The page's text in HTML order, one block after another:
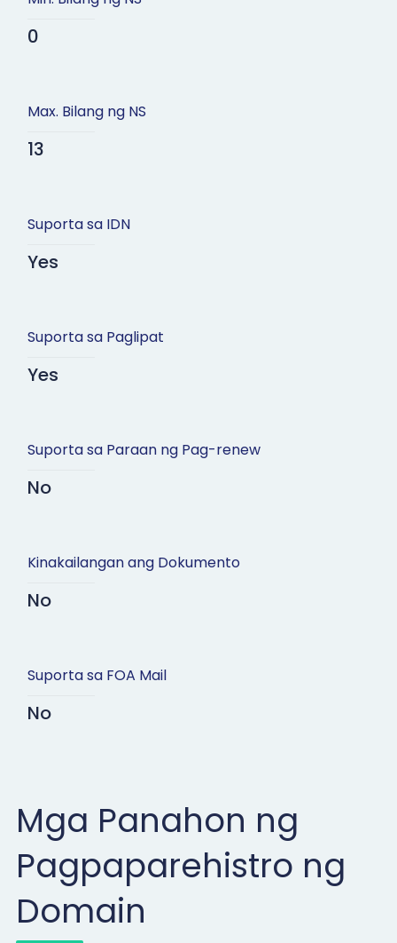
0
Max. Bilang ng NS
13
Suporta sa IDN
Yes
Suporta sa Paglipat
Yes
Suporta sa Paraan ng Pag-renew
No
Kinakailangan ang Dokumento
No
Suporta sa FOA Mail
No
Mga Panahon ng
Pagpaparehistro ng
Domain